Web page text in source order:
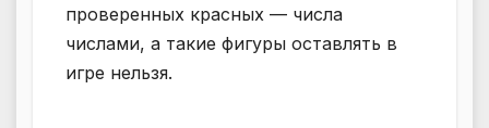
проверенных красных — числа
числами, а такие фигуры оставлять в
игре нельзя.